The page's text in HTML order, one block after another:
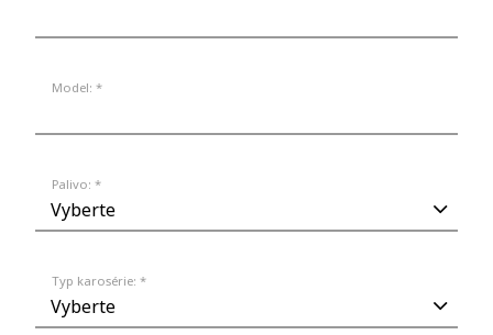
Model: *
Palivo: *
Typ karosérie: *